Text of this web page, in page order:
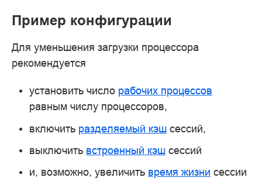
Пример конфигурации
Для уменьшения загрузки процессора
рекомендуется
установить число рабочих процессов
равным числу процессоров,
включить разделяемый кэш сессий,
выключить встроенный кэш сессий
и, возможно, увеличить время жизни сессии